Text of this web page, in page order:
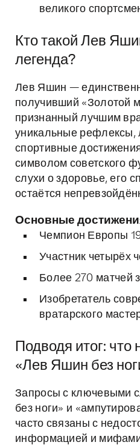
великого
Кто такой Лев
легенда?
Лев Яшин —
получивший «Золотой
признанный лучшим
уникальные рефлексы,
спортивные
символом советского
слухи о здоровье, его
остаётся
Основные
Чемпион Европы
Участник четырёх
Более 270 матчей
Изобретатель
вратарского
Подводя итог: что
«Лев Яшин без
Запросы с ключевыми
без ноги» и
часто связаны с
информацией и